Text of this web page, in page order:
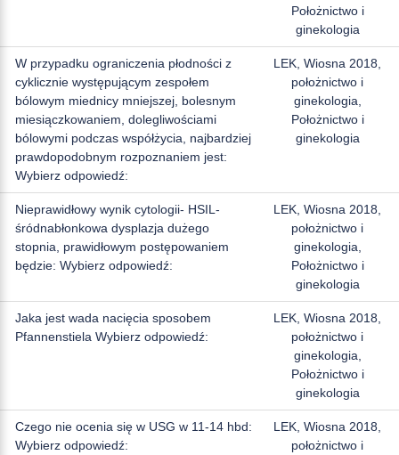
Położnictwo i
ginekologia
W przypadku ograniczenia płodności z
cyklicznie występującym zespołem
bólowym miednicy mniejszej, bolesnym
miesiączkowaniem, dolegliwościami
bólowymi podczas współżycia, najbardziej
prawdopodobnym rozpoznaniem jest:
Wybierz odpowiedź:
LEK, Wiosna 2018,
położnictwo i
ginekologia,
Położnictwo i
ginekologia
Nieprawidłowy wynik cytologii- HSIL-
śródnabłonkowa dysplazja dużego
stopnia, prawidłowym postępowaniem
będzie: Wybierz odpowiedź:
LEK, Wiosna 2018,
położnictwo i
ginekologia,
Położnictwo i
ginekologia
Jaka jest wada nacięcia sposobem
Pfannenstiela Wybierz odpowiedź:
LEK, Wiosna 2018,
położnictwo i
ginekologia,
Położnictwo i
ginekologia
Czego nie ocenia się w USG w 11-14 hbd:
Wybierz odpowiedź:
LEK, Wiosna 2018,
położnictwo i